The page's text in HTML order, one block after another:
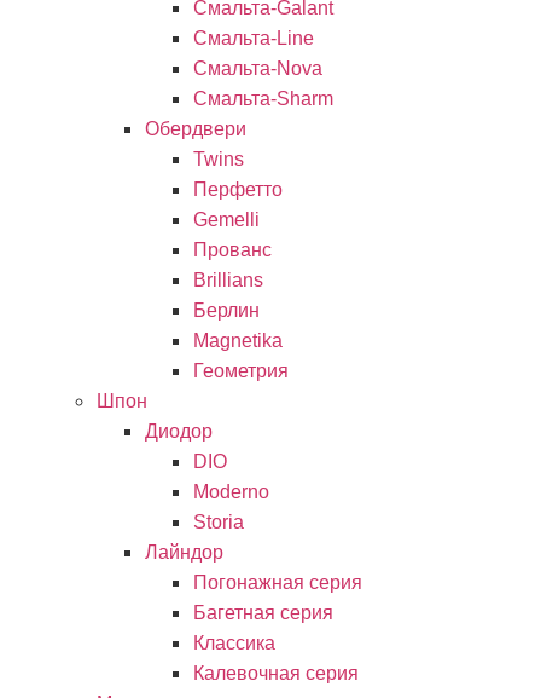
Смальта-Galant
Смальта-Line
Смальта-Nova
Смальта-Sharm
Обердвери
Twins
Перфетто
Gemelli
Прованс
Brillians
Берлин
Magnetika
Геометрия
Шпон
Диодор
DIO
Moderno
Storia
Лайндор
Погонажная серия
Багетная серия
Классика
Калевочная серия